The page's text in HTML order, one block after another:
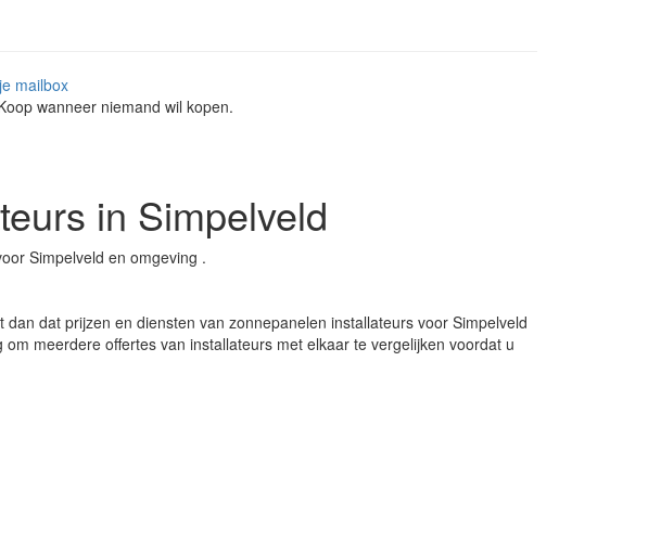
mailbox
wanneer niemand wil kopen.
in Simpelveld
Simpelveld en omgeving .
dat prijzen en diensten van zonnepanelen installateurs voor Simpelveld
meerdere offertes van installateurs met elkaar te vergelijken voordat u